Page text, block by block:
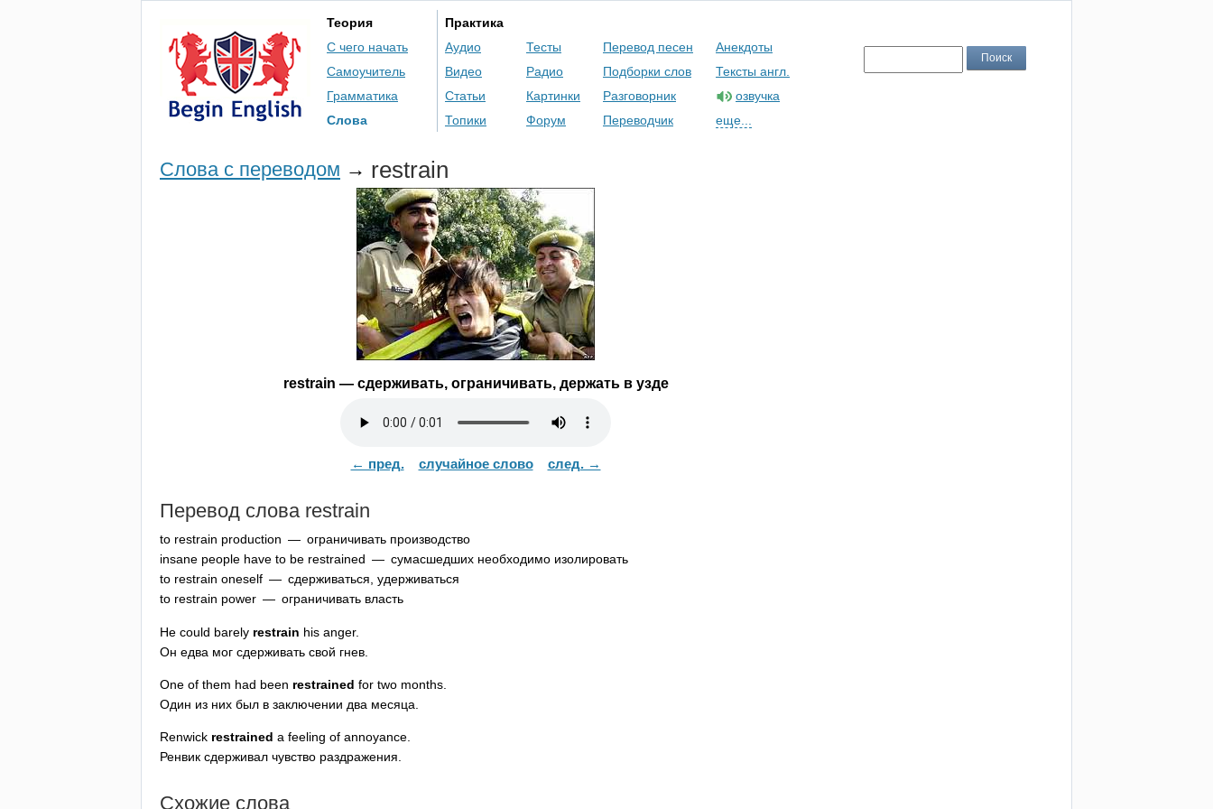
Теория
С чего начать
Самоучитель
Грамматика
Слова
Практика
Аудио
Видео
Статьи
Топики
Тесты
Радио
Картинки
Форум
Перевод песен
Подборки слов
Разговорник
Переводчик
Анекдоты
Тексты англ.
озвучка
еще...
Слова с переводом → restrain
restrain — сдерживать, ограничивать, держать в узде
← пред. случайное слово след. →
Перевод слова restrain
to restrain production — ограничивать производство
insane people have to be restrained — сумасшедших необходимо изолировать
to restrain oneself — сдерживаться, удерживаться
to restrain power — ограничивать власть
He could barely restrain his anger.
Он едва мог сдерживать свой гнев.
One of them had been restrained for two months
Один из них был в заключении два месяца.
Renwick restrained a feeling of annoyance.
Ренвик сдерживал чувство раздражения.
Схожие слова